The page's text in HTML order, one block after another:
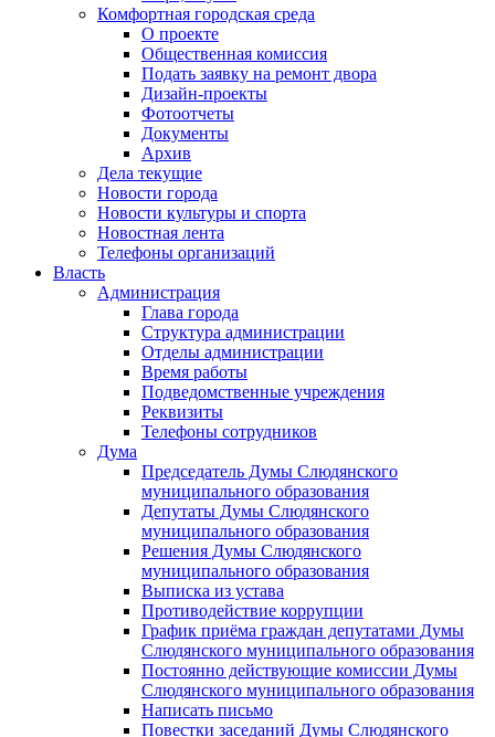
Комфортная городская среда
О проекте
Общественная комиссия
Подать заявку на ремонт двора
Дизайн-проекты
Фотоотчеты
Документы
Архив
Дела текущие
Новости города
Новости культуры и спорта
Новостная лента
Телефоны организаций
Власть
Администрация
Глава города
Структура администрации
Отделы администрации
Время работы
Подведомственные учреждения
Реквизиты
Телефоны сотрудников
Дума
Председатель Думы Слюдянского
муниципального образования
Депутаты Думы Слюдянского
муниципального образования
Решения Думы Слюдянского
муниципального образования
Выписка из устава
Противодействие коррупции
График приёма граждан депутатами Думы
Слюдянского муниципального образования
Постоянно действующие комиссии Думы
Слюдянского муниципального образования
Написать письмо
Повестки заседаний Думы Слюдянского